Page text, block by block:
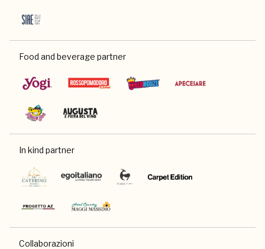
Food and beverage partner
In kind partner
Collaborazioni